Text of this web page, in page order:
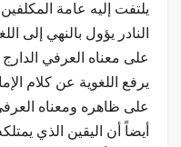
يلتفت إليه عامة
النادر يؤول بالنهي إلى
على معناه العرفي
يرفع اللغوية عن كلام
على ظاهره ومعناه
أيضاً أن اليقين الذي